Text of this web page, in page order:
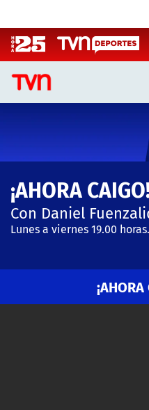
CASTING MASTERCHEF
CASTING TVN VERTICAL
TVN VERTICAL
TVN PLAY
¡AHORA
Con Daniel
Lunes a viernes 19.00